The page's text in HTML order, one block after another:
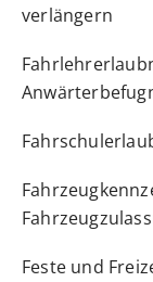
verlängern
Feste und